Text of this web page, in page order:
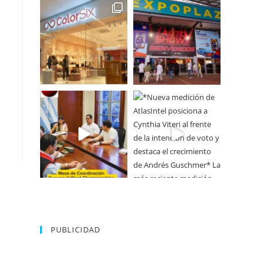
PUBLICIDAD